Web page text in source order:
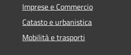
Imprese e Commercio
Catasto e urbanistica
Mobilità e trasporti